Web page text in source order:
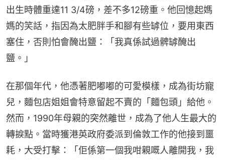
出生時體重達11 3/4磅，差不多12磅重。他回憶起媽
媽的笑話，指因為太肥胖手和腳有些罅位，要用東西
塞住，否則怕會醃出鹽：「我真係試過髀罅醃出
鹽。」
在那個年代，他憑著肥嘟嘟的可愛模樣，成為街坊寵
兒，麵包店姐姐會特意留起不賣的「麵包頭」給他。
然而，1990年母親的突然離世，成為了他人生最大的
轉捩點。當時獲港英政府委派到倫敦工作的他接到噩
耗，大受打擊：「佢係第一個我咁親嘅人離開我，我